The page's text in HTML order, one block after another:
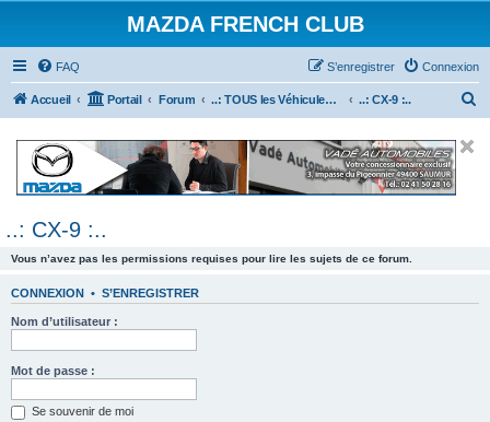
MAZDA FRENCH CLUB
FAQ Connexion
S’enregistrer
Accueil Portail Forum ..: TOUS les Véhicules MAZDA :.. ..: CX-9 :..
e
..: CX-9 :..
Vous n’avez pas les permissions requises pour lire les sujets de ce forum.
CONNEXION • S’ENREGISTRER
Nom d’utilisateur :
Mot de passe :
Se souvenir de moi